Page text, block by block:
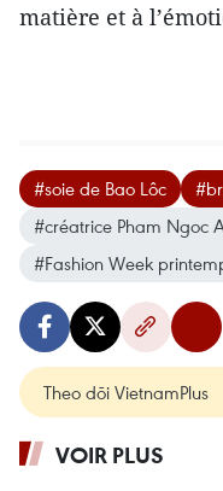
matière et à
#soie de Bao Lôc
#créatrice Pham Ngoc
#Fashion Week
Theo dõi VietnamPlus
VOIR PLUS